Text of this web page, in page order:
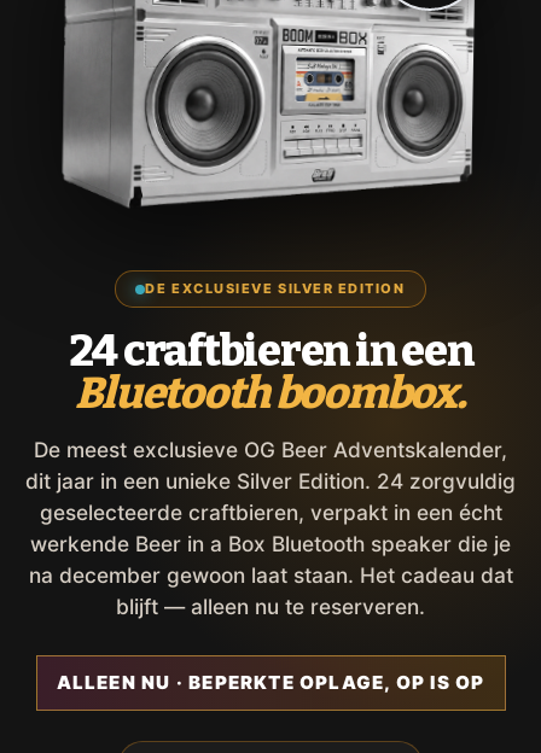
DE EXCLUSIEVE SILVER EDITION
24 craftbieren in een
Bluetooth boombox.
De meest exclusieve OG Beer Adventskalender,
dit jaar in een unieke Silver Edition. 24 zorgvuldig
geselecteerde craftbieren, verpakt in een écht
werkende Beer in a Box Bluetooth speaker die je
na december gewoon laat staan. Het cadeau dat
blijft — alleen nu te reserveren.
ALLEEN NU · BEPERKTE OPLAGE, OP IS OP